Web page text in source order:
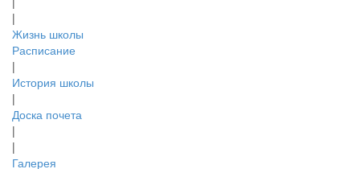
|
Жизнь школы
Расписание
|
История школы
|
Доска почета
|
|
Галерея